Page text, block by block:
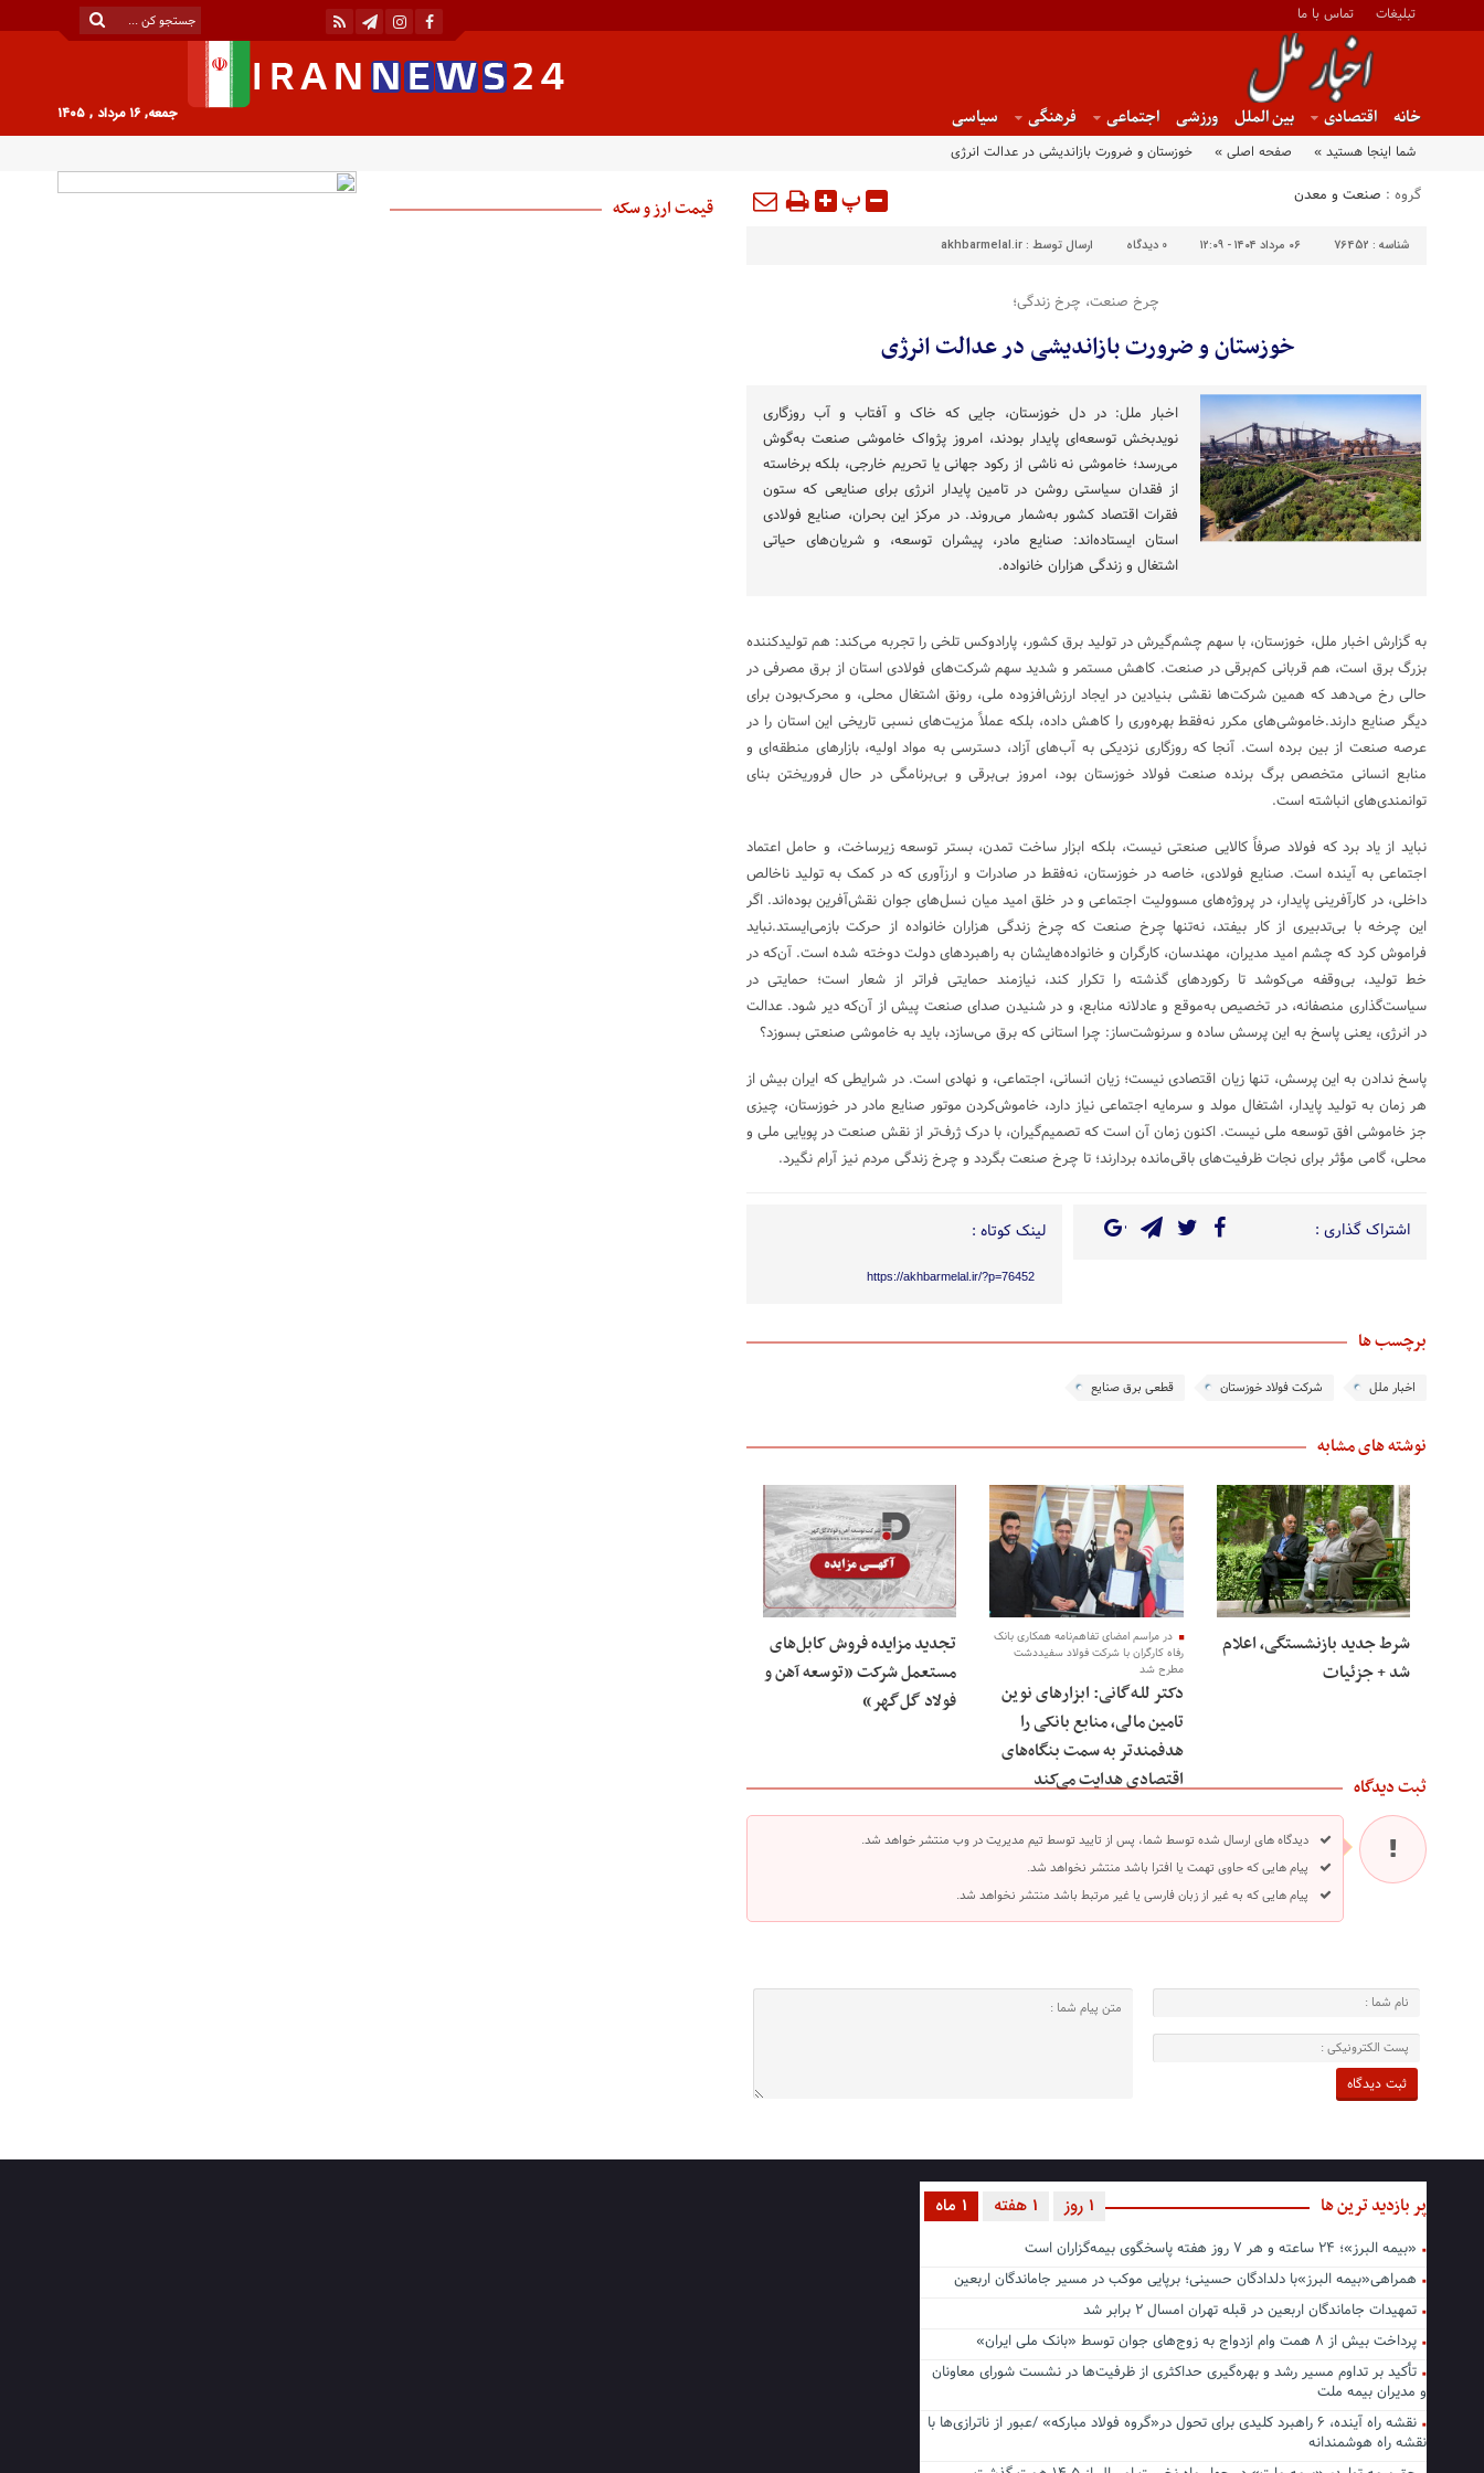
تبلیغات تماس با ما
خانه اقتصادی بین الملل ورزشی اجتماعی فرهنگی سیاسی جمعه, ۱۶ مرداد , ۱۴۰۵
شما اینجا هستید » صفحه اصلی » خوزستان و ضرورت بازاندیشی در عدالت انرژی
گروه : صنعت و معدن پ
شناسه : 76452 ۰۶ مرداد ۱۴۰۴ - ۱۲:۰۹ 0 دیدگاه ارسال توسط : akhbarmelal.ir
چرخ صنعت، چرخ زندگی؛
خوزستان و ضرورت بازاندیشی در عدالت انرژی
اخبار ملل: در دل خوزستان، جایی که خاک و آفتاب و آب روزگاری
نویدبخش توسعه‌ای پایدار بودند، امروز پژواک خاموشی صنعت به‌گوش
می‌رسد؛ خاموشی نه ناشی از رکود جهانی یا تحریم خارجی، بلکه برخاسته
از فقدان سیاستی روشن در تامین پایدار انرژی برای صنایعی که ستون
فقرات اقتصاد کشور به‌شمار می‌روند. در مرکز این بحران، صنایع فولادی
استان ایستاده‌اند: صنایع مادر، پیشران توسعه، و شریان‌های حیاتی
اشتغال و زندگی هزاران خانواده.
به گزارش اخبار ملل، خوزستان، با سهم چشم‌گیرش در تولید برق کشور، پارادوکس تلخی را تجربه می‌کند: هم تولیدکننده
بزرگ برق است، هم قربانی کم‌برقی در صنعت. کاهش مستمر و شدید سهم شرکت‌های فولادی استان از برق مصرفی در
حالی رخ می‌دهد که همین شرکت‌ها نقشی بنیادین در ایجاد ارزش‌افزوده ملی، رونق اشتغال محلی، و محرک‌بودن برای
دیگر صنایع دارند.خاموشی‌های مکرر نه‌فقط بهره‌وری را کاهش داده، بلکه عملاً مزیت‌های نسبی تاریخی این استان را در
عرصه صنعت از بین برده است. آنجا که روزگاری نزدیکی به آب‌های آزاد، دسترسی به مواد اولیه، بازار‌های منطقه‌ای و
منابع انسانی متخصص برگ برنده صنعت فولاد خوزستان بود، امروز بی‌برقی و بی‌برنامگی در حال فروریختن بنای
توانمندی‌های انباشته است.
نباید از یاد برد که فولاد صرفاً کالایی صنعتی نیست، بلکه ابزار ساخت تمدن، بستر توسعه زیرساخت، و حامل اعتماد
اجتماعی به آینده است. صنایع فولادی، خاصه در خوزستان، نه‌فقط در صادرات و ارزآوری که در کمک به تولید ناخالص
داخلی، در کارآفرینی پایدار، در پروژه‌های مسوولیت اجتماعی و در خلق امید میان نسل‌های جوان نقش‌آفرین بوده‌اند. اگر
این چرخه با بی‌تدبیری از کار بیفتد، نه‌تنها چرخ صنعت که چرخ زندگی هزاران خانواده از حرکت بازمی‌ایستد.نباید
فراموش کرد که چشم امید مدیران، مهندسان، کارگران و خانواده‌هایشان به راهبرد‌های دولت دوخته شده است. آن‌که در
خط تولید، بی‌وقفه می‌کوشد تا رکورد‌های گذشته را تکرار کند، نیازمند حمایتی فراتر از شعار است؛ حمایتی در
سیاست‌گذاری منصفانه، در تخصیص به‌موقع و عادلانه منابع، و در شنیدن صدای صنعت پیش از آن‌که دیر شود. عدالت
در انرژی، یعنی پاسخ به این پرسش ساده و سرنوشت‌ساز: چرا استانی که برق می‌سازد، باید به خاموشی صنعتی بسوزد؟
پاسخ ندادن به این پرسش، تنها زیان اقتصادی نیست؛ زیان انسانی، اجتماعی، و نهادی است. در شرایطی که ایران بیش از
هر زمان به تولید پایدار، اشتغال مولد و سرمایه اجتماعی نیاز دارد، خاموش‌کردن موتور صنایع مادر در خوزستان، چیزی
جز خاموشی افق توسعه ملی نیست. اکنون زمان آن است که تصمیم‌گیران، با درک ژرف‌تر از نقش صنعت در پویایی ملی و
محلی، گامی مؤثر برای نجات ظرفیت‌های باقی‌مانده بردارند؛ تا چرخ صنعت بگردد و چرخ زندگی مردم نیز آرام نگیرد.
اشتراک گذاری : لینک کوتاه :
https://akhbarmelal.ir/?p=76452
برچسب ها
اخبار ملل شرکت‌ فولاد خوزستان قطعی برق صنایع
نوشته های مشابه
شرط جدید بازنشستگی، اعلام
شد + جزئیات
در مراسم امضای تفاهم‌نامه همکاری بانک
رفاه کارگران با شرکت فولاد سفیددشت
مطرح شد
دکتر للـه‌گانی: ابزارهای نوین
تامین مالی، منابع بانکی را
هدفمندتر به سمت بنگاه‌های
اقتصادی هدایت می‌کند
تجدید مزایده فروش کابل‌های
مستعمل شرکت «توسعه آهن و
فولاد گل‌گهر»
ثبت دیدگاه
دیدگاه های ارسال شده توسط شما، پس از تایید توسط تیم مدیریت در وب منتشر خواهد شد.
پیام هایی که حاوی تهمت یا افترا باشد منتشر نخواهد شد.
پیام هایی که به غیر از زبان فارسی یا غیر مرتبط باشد منتشر نخواهد شد.
قیمت ارز و سکه
پر بازدید ترین ها 1 ماه 1 هفته 1 روز
«بیمه البرز»؛ ۲۴ ساعته و هر ۷ روز هفته پاسخگوی بیمه‌گزاران است
همراهی«بیمه البرز»با دلدادگان حسینی؛ برپایی موکب در مسیر جاماندگان اربعین
تمهیدات جاماندگان اربعین در قبله تهران امسال ۲ برابر شد
پرداخت بیش از ۸ همت وام ازدواج به زوج‌های جوان توسط «بانک ملی ایران»
تأکید بر تداوم مسیر رشد و بهره‌گیری حداکثری از ظرفیت‌ها در نشست شورای معاونان
و مدیران بیمه ملت
نقشه راه آینده، ۶ راهبرد کلیدی برای تحول در«گروه فولاد مبارکه» /عبور از ناترازی‌ها با
نقشه راه هوشمندانه